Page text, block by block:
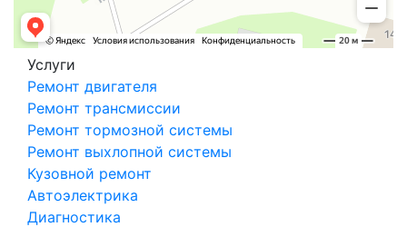
Услуги
Ремонт двигателя
Ремонт трансмиссии
Ремонт тормозной системы
Ремонт выхлопной системы
Кузовной ремонт
Автоэлектрика
Диагностика